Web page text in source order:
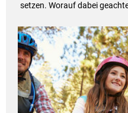
setzen. Worauf dabei